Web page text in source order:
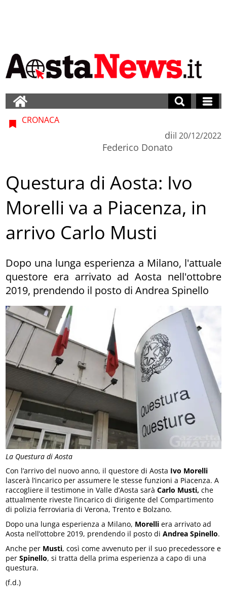
La Questura di Aosta
CRONACA
di
Federico Donato
il 20/12/2022
Questura di Aosta: Ivo
Morelli va a Piacenza, in
arrivo Carlo Musti
Dopo una lunga esperienza a Milano, l'attuale
questore era arrivato ad Aosta nell'ottobre
2019, prendendo il posto di Andrea Spinello
Con l’arrivo del nuovo anno, il questore di Aosta Ivo Morelli
lascerà l’incarico per assumere le stesse funzioni a Piacenza. A
raccogliere il testimone in Valle d’Aosta saràCarlo Musti, che
attualmente riveste l’incarico di dirigente del Compartimento
di polizia ferroviaria di Verona, Trento e Bolzano.
Dopo una lunga esperienza a Milano, Morelli era arrivato ad
Aosta nell’ottobre 2019, prendendo il posto diAndrea Spinello.
Anche per Musti, così come avvenuto per il suo precedessore e
perSpinello, si tratta della prima esperienza a capo di una
questura.
(f.d.)